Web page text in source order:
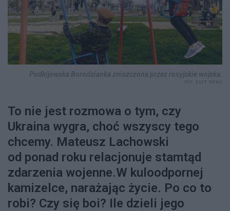
To nie jest rozmowa o tym, czy
Ukraina wygra, choć wszyscy tego
chcemy. Mateusz Lachowski
od ponad roku relacjonuje stamtąd
zdarzenia wojenne.W kuloodpornej
kamizelce, narażając życie. Po co to
robi? Czy się boi? Ile dzieli jego